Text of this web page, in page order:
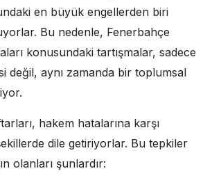
en büyük engellerden biri
Bu nedenle, Fenerbahçe
konusundaki tartışmalar, sadece
değil, aynı zamanda bir toplumsal
hakem hatalarına karşı
dile getiriyorlar. Bu tepkiler
olanları şunlardır: